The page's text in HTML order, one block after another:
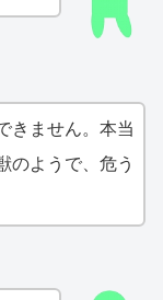
きません。本当
のようで、危う